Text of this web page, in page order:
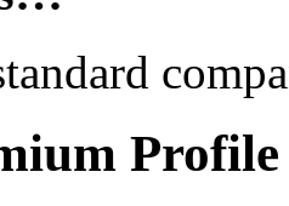
Profile